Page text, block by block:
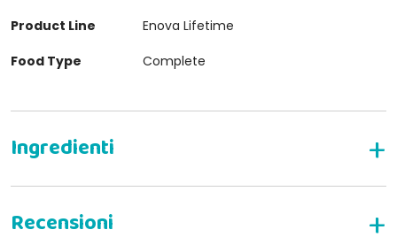
Product Line
Enova Lifetime
Food Type
Complete